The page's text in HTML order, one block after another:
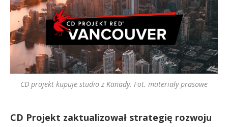
CD projekt kupuje studio z Kanady. Fot. materiały prasowe
CD Projekt zaktualizował strategię rozwoju